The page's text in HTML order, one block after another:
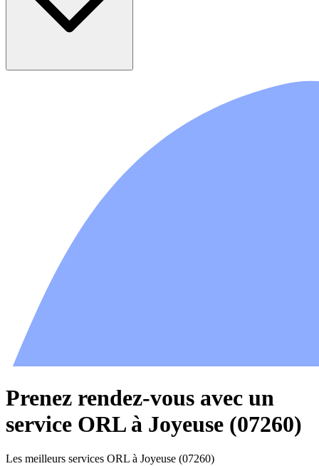
Prenez rendez-vous avec un
service ORL à Joyeuse (07260)
Les meilleurs services ORL à Joyeuse (07260)